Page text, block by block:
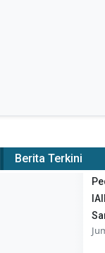
Berita Terkini